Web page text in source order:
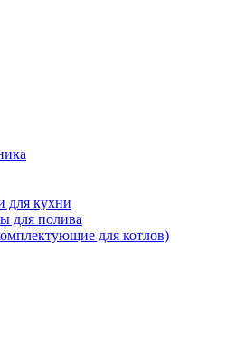
для кухни
для полива
для котлов)